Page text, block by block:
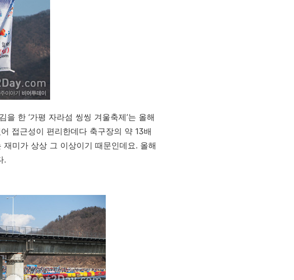
한 ‘가평 자라섬 씽씽 겨울축제’는 올해
접근성이 편리한데다 축구장의 약 13배
미가 상상 그 이상이기 때문인데요. 올해
.